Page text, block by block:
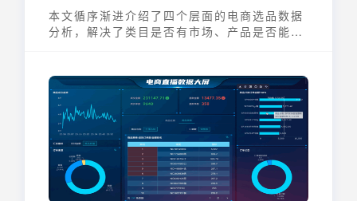
本文循序渐进介绍了四个层面的电商选品数据
分析，解决了类目是否有市场、产品是否能